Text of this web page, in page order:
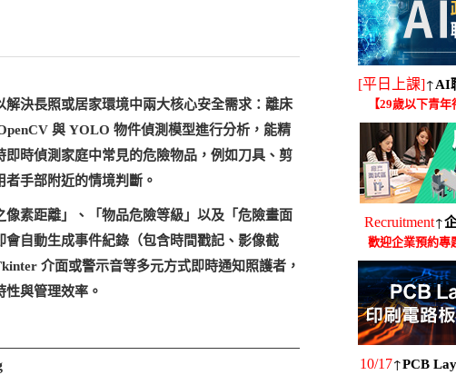
決長照或居家環境中兩大核心安全需求：離床
與 YOLO 物件偵測模型進行分析，能精
時偵測家庭中常見的危險物品，例如刀具、剪
手部附近的情境判斷。
素距離」、「物品危險等級」以及「危險畫面
自動生成事件紀錄（包含時間戳記、影像截
介面或警示音等多元方式即時通知照護者，
與管理效率。
[平日上課]↑AI
【29歲以下青年
Recruitment↑
歡迎企業預約專
10/17↑PCB